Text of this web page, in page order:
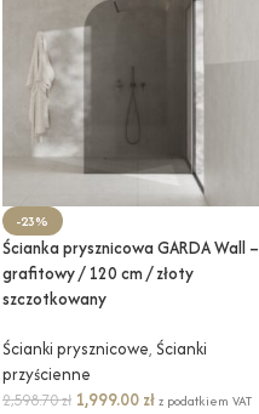
-23%
Ścianka prysznicowa GARDA Wall –
grafitowy / 120 cm / złoty
szczotkowany
Ścianki prysznicowe, Ścianki
przyścienne
2,598.70zł 1,999.00 zł z podatkiem VAT